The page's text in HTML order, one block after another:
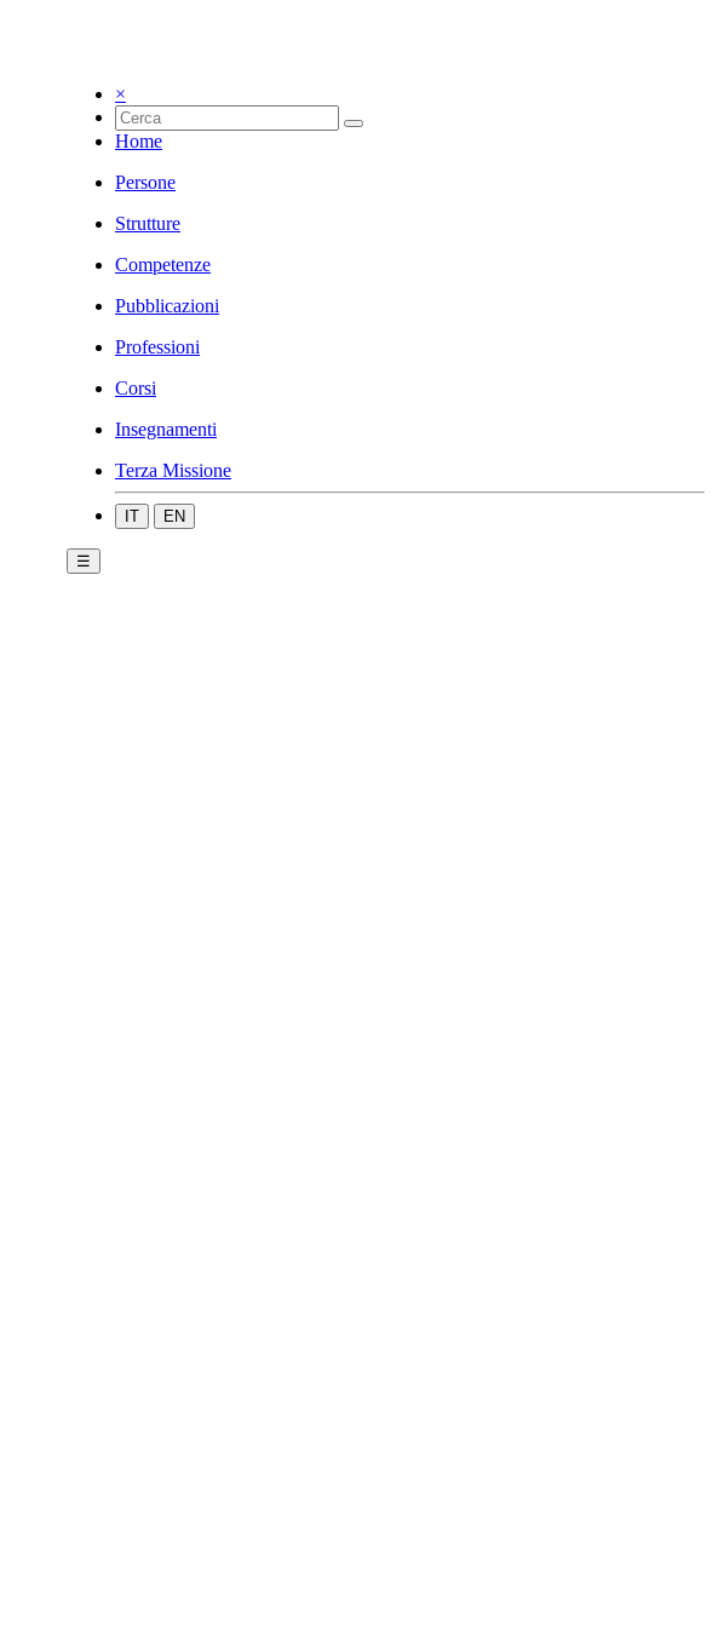
×
Home
Persone
Strutture
Competenze
Pubblicazioni
Professioni
Corsi
Insegnamenti
Terza Missione
IT EN
☰